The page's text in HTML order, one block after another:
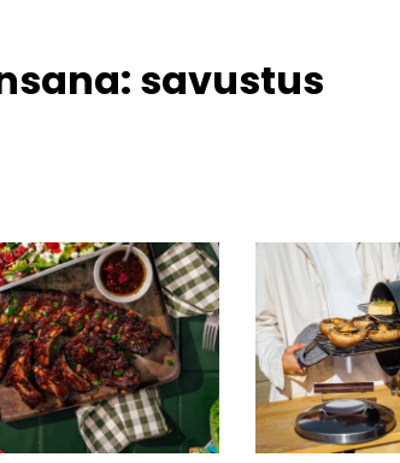
savustus